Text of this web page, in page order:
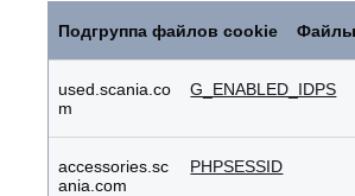
файлы
Подгруппа файлов cookie
used.scania.co
m
G_ENABLED_IDPS
accessories.sc
ania.com
PHPSESSID